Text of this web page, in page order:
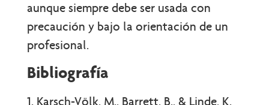
aunque siempre debe ser usada con
precaución y bajo la orientación de un
profesional.
Bibliografía
1. Karsch-Völk, M., Barrett, B., & Linde, K.